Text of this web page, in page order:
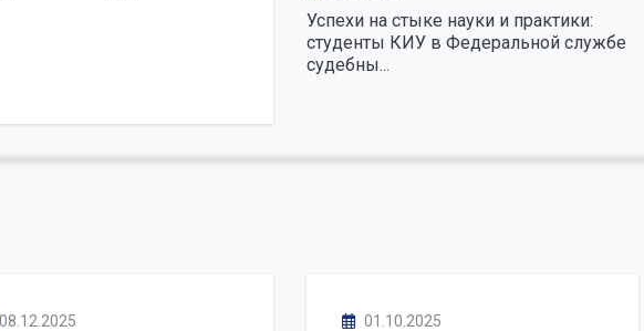
филиала КИУ в МАХ.
Успехи на стыке науки и практики:
студенты КИУ в Федеральной службе
судебны...
08.12.2025 01.10.2025